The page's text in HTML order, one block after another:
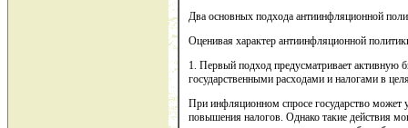
Два основных подхода антиинфляционной
Оценивая характер антиинфляционной
1. Первый подход предусматривает активную
государственными расходами и налогами в
При инфляционном спросе государство может
повышения налогов. Однако такие действия